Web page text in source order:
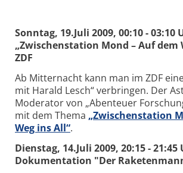
Sonntag, 19.Juli 2009, 00:10 - 03:10
„Zwischenstation Mond – Auf dem
ZDF
Ab Mitternacht kann man im ZDF
mit Harald Lesch“ verbringen. Der
Moderator von „Abenteuer
mit dem Thema „Zwischenstation
Weg ins All“.
Dienstag, 14.Juli 2009, 20:15 - 21:45
Dokumentation "Der